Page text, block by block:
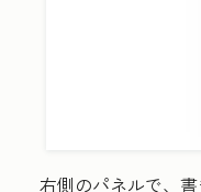
右側のパネルで、